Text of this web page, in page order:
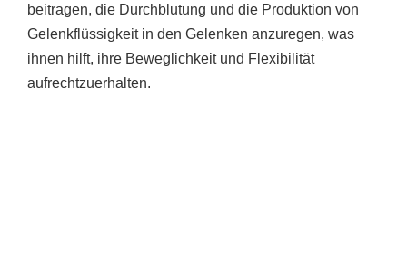
beitragen, die Durchblutung und die Produktion von
Gelenkflüssigkeit in den Gelenken anzuregen, was
ihnen hilft, ihre Beweglichkeit und Flexibilität
aufrechtzuerhalten.